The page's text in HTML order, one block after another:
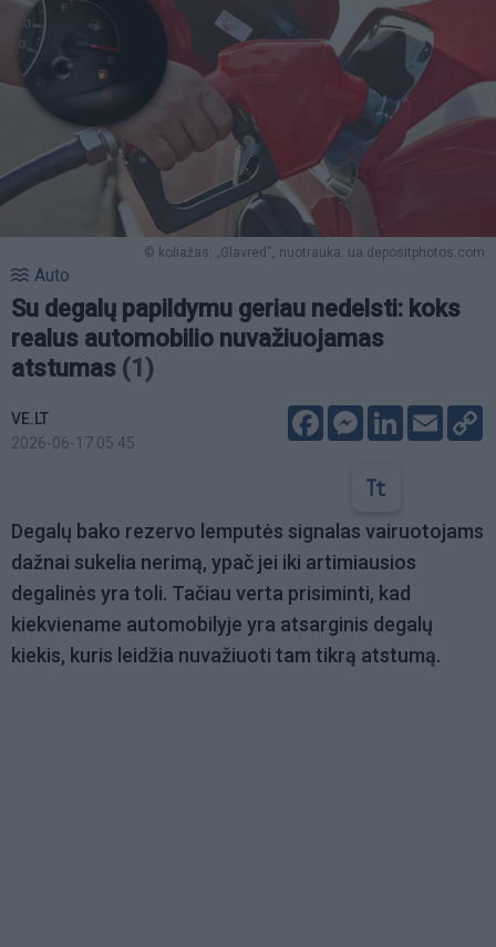
© koliažas: „Glavred“, nuotrauka: ua.depositphotos.com
Auto
Su degalų papildymu geriau nedelsti: koks
realus automobilio nuvažiuojamas
atstumas (1)
VE.LT
2026-06-17 05:45
FacebookMessenger
LinkedIn
Email
Degalų bako rezervo lemputės signalas vairuotojams
dažnai sukelia nerimą, ypač jei iki artimiausios
degalinės yra toli. Tačiau verta prisiminti, kad
kiekviename automobilyje yra atsarginis degalų
kiekis, kuris leidžia nuvažiuoti tam tikrą atstumą.